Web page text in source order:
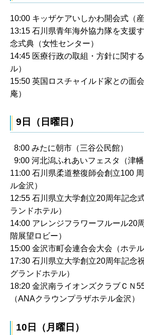
10:00 キッザケアいしかわ開会式（産
13:15 石川県青年海外協力隊を支援
念式典（女性センター）
14:45 医療行政の取組・方針に関す
ル）
15:50 英国ロスチャイルド家との面
庵）
9日（日曜日）
8:00 みたに朝市（三谷公民館）
9:00 河北潟ふれあいフェスタ（津幡
11:00 石川県柔道整復師会創立100
ル金沢）
12:55 石川県立大学創立20周年記念
ランドホテル）
14:00 アレンジフラワーフルール20
階展望ロビー）
15:00 金沢市町会連合会大会（ホテル
17:30 石川県立大学創立20周年記念
グランドホテル）
18:20 金沢南ライオンズクラブＣＮ
（ANAクラウンプラザホテル金沢）
10日（月曜日）